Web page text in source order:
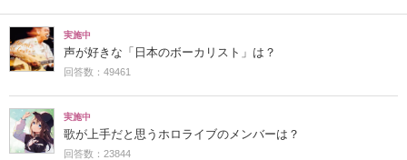
実施中
声が好きな「日本のボーカリスト」は？
回答数：49461
実施中
歌が上手だと思うホロライブのメンバーは？
回答数：23844